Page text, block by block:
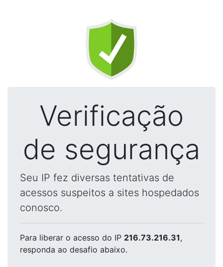
Verificação
de segurança
Seu IP fez diversas tentativas de
acessos suspeitos a sites hospedados
conosco.
Para liberar o acesso do IP 216.73.216.31,
responda ao desafio abaixo.